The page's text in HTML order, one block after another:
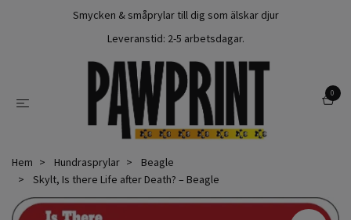
Smycken & småprylar till dig som älskar djur
Leveranstid: 2-5 arbetsdagar.
0
Hem Hundrasprylar
Beagle
Skylt, Is there Life after Death? – Beagle